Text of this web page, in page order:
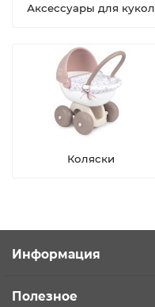
Аксессуары для кукол
Коляски
Информация
Полезное